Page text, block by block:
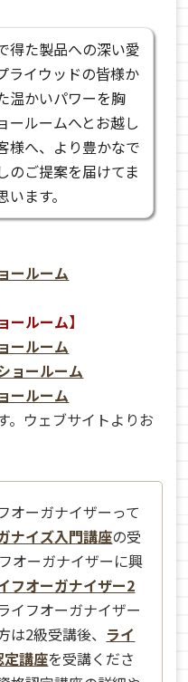
得た製品への深い愛
ライウッドの皆様か
温かいパワーを胸
ールームへとお越し
様へ、より豊かなで
のご提案を届けてま
ます。
ールーム
ールーム】
ールーム
ョールーム
ールーム
。ウェブサイトよりお
オーガナイザーって
ナイズ入門講座の受
オーガナイザーに興
フオーガナイザー2
イフオーガナイザー
2級受講後、 ライ
定講座を受講くださ